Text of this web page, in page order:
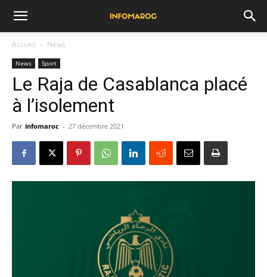
Accueil News
News Sport
Le Raja de Casablanca placé
à l’isolement
Par infomaroc - 27 décembre 2021